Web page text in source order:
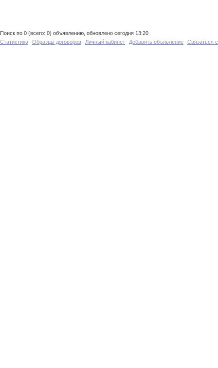
Поиск по 0 (всего: 0) объявлению, обновлено сегодня 13:20
Статистика
Образцы договоров Личный кабинет Добавить объявление Связаться